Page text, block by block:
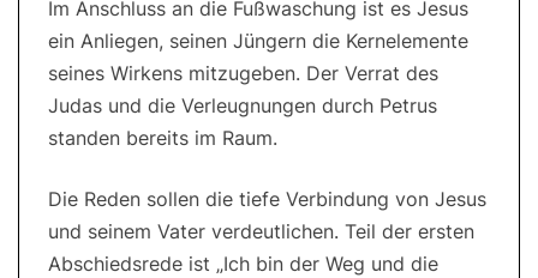
Im Anschluss an die Fußwaschung ist es Jesus
ein Anliegen, seinen Jüngern die Kernelemente
seines Wirkens mitzugeben. Der Verrat des
Judas und die Verleugnungen durch Petrus
standen bereits im Raum.
Die Reden sollen die tiefe Verbindung von Jesus
und seinem Vater verdeutlichen. Teil der ersten
Abschiedsrede ist „Ich bin der Weg und die